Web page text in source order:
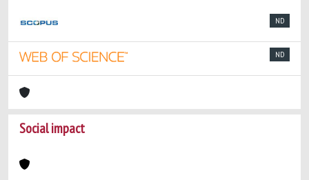
ND
ND
Social impact